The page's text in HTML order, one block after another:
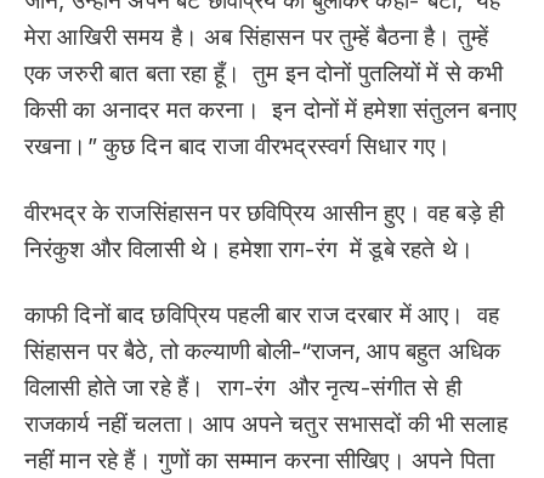
मेरा आखिरी समय है। अब सिंहासन पर तुम्हें बैठना है। तुम्हें
एक जरुरी बात बता रहा हूँ। तुम इन दोनों पुतलियों में से कभी
किसी का अनादर मत करना। इन दोनों में हमेशा संतुलन बनाए
रखना।” कुछ दिन बाद राजा वीरभद्रस्वर्ग सिधार गए।
वीरभद्र के राजसिंहासन पर छविप्रिय आसीन हुए। वह बड़े ही
निरंकुश और विलासी थे। हमेशा राग-रंग में डूबे रहते थे।
काफी दिनों बाद छविप्रिय पहली बार राज दरबार में आए। वह
सिंहासन पर बैठे, तो कल्याणी बोली-“राजन, आप बहुत अधिक
विलासी होते जा रहे हैं। राग-रंग और नृत्य-संगीत से ही
राजकार्य नहीं चलता। आप अपने चतुर सभासदों की भी सलाह
नहीं मान रहे हैं। गुणों का सम्मान करना सीखिए। अपने पिता